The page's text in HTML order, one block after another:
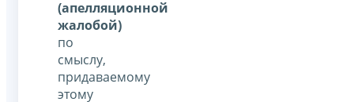
(апелляционной
жалобой)
по
смыслу,
придаваемому
этому